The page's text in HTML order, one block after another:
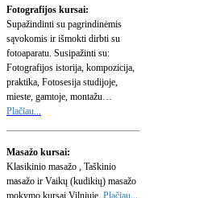
Fotografijos kursai:
Supažindinti su pagrindinėmis
sąvokomis ir išmokti dirbti su
fotoaparatu. Susipažinti su:
Fotografijos istorija, kompozicija,
praktika, Fotosesija studijoje,
mieste, gamtoje, montažu…
Plačiau...
Masažo kursai:
Klasikinio masažo , Taškinio
masažo ir Vaikų (kudikių) masažo
mokymo kursai Vilniuje. Plačiau...